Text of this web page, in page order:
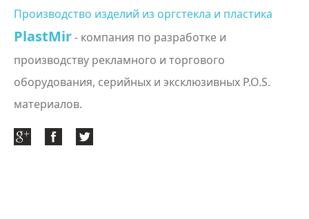
Производство изделий из оргстекла и пластика
PlastMir- компания по разработке и
производству рекламного и торгового
оборудования, серийных и эксклюзивных P.O.S.
материалов.